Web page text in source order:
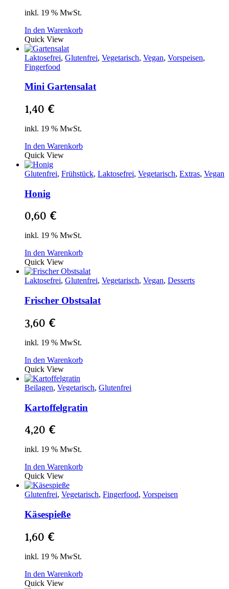
inkl. 19 % MwSt.
In den Warenkorb
Quick View
Laktosefrei, Glutenfrei, Vegetarisch, Vegan, Vorspeisen,
Fingerfood
Mini Gartensalat
1,40 €
inkl. 19 % MwSt.
In den Warenkorb
Quick View
Glutenfrei, Frühstück, Laktosefrei, Vegetarisch, Extras, Vegan
Honig
0,60 €
inkl. 19 % MwSt.
In den Warenkorb
Quick View
Laktosefrei, Glutenfrei, Vegetarisch, Vegan, Desserts
Frischer Obstsalat
3,60 €
inkl. 19 % MwSt.
In den Warenkorb
Quick View
Beilagen, Vegetarisch, Glutenfrei
Kartoffelgratin
4,20 €
inkl. 19 % MwSt.
In den Warenkorb
Quick View
Glutenfrei, Vegetarisch, Fingerfood, Vorspeisen
Käsespieße
1,60 €
inkl. 19 % MwSt.
In den Warenkorb
Quick View